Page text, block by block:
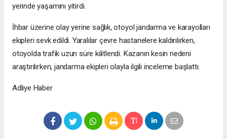
yerinde yaşamını yitirdi.
İhbar üzerine olay yerine sağlık, otoyol jandarma ve karayolları
ekipleri sevk edildi. Yaralılar çevre hastanelere kaldırılırken,
otoyolda trafik uzun süre kilitlendi. Kazanın kesin nedeni
araştırılırken, jandarma ekipleri olayla ilgili inceleme başlattı.
Adliye Haber